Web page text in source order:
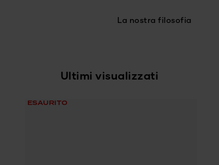
La nostra filosofia
Ultimi visualizzati
ESAURITO